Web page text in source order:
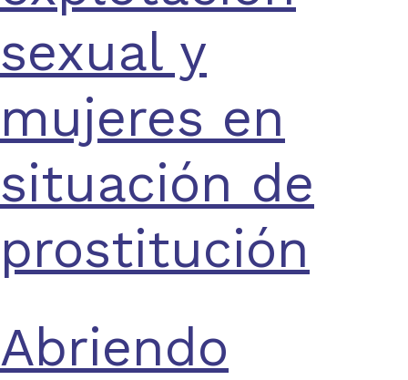
sexual y
mujeres en
situación de
prostitución
Abriendo